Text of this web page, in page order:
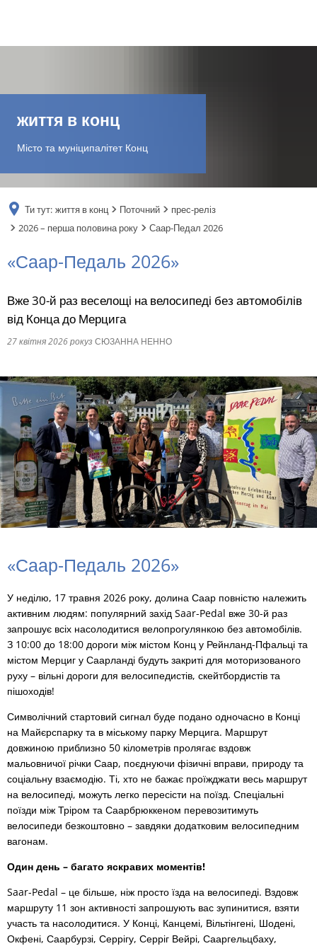
UK
життя в конц
Місто та муніципалітет Конц
Ти тут: життя в конц Поточний
прес-реліз
2026 – перша половина року
Саар-Педал 2026
«Саар-Педаль 2026»
Вже 30-й раз веселощі на велосипеді без автомобілів
від Конца до Мерцига
27 квітня 2026 рокузСЮЗАННА НЕННО
«Саар-Педаль 2026»
У неділю, 17 травня 2026 року, долина Саар повністю належить
активним людям: популярний захід Saar-Pedal вже 30-й раз
запрошує всіх насолодитися велопрогулянкою без автомобілів.
З 10:00 до 18:00 дороги між містом Конц у Рейнланд-Пфальці та
містом Мерциг у Саарланді будуть закриті для моторизованого
руху – вільні дороги для велосипедистів, скейтбордистів та
пішоходів!
Символічний стартовий сигнал буде подано одночасно в Конці
на Майєрспарку та в міському парку Мерцига. Маршрут
довжиною приблизно 50 кілометрів пролягає вздовж
мальовничої річки Саар, поєднуючи фізичні вправи, природу та
соціальну взаємодію. Ті, хто не бажає проїжджати весь маршрут
на велосипеді, можуть легко пересісти на поїзд. Спеціальні
поїзди між Тріром та Саарбрюккеном перевозитимуть
велосипеди безкоштовно – завдяки додатковим велосипедним
вагонам.
Один день – багато яскравих моментів!
Saar-Pedal – це більше, ніж просто їзда на велосипеді. Вздовж
маршруту 11 зон активності запрошують вас зупинитися, взяти
участь та насолодитися. У Конці, Канцемі, Вільтінгені, Шодені,
Окфені, Саарбурзі, Серрігу, Серріг Вейрі, Сааргельцбаху,